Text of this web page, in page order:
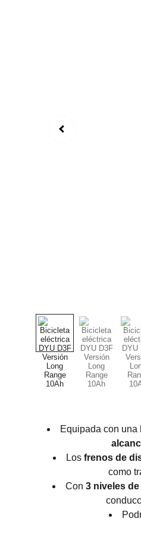
Equipada con una
Los frenos de
como
Con 3 niveles